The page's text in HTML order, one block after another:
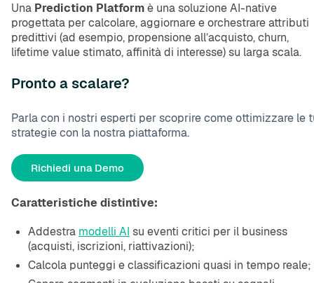
Una Prediction Platformè una soluzione AI-native
progettata per calcolare, aggiornare e orchestrare attributi
predittivi (ad esempio, propensione all’acquisto, churn,
lifetime value stimato, affinità di interesse) su larga scala.
Pronto a scalare?
Parla con i nostri esperti per scoprire come ottimizzare le
strategie con la nostra piattaforma.
Richiedi una Demo
Caratteristiche distintive:
Addestra modelli AI su eventi critici per il business
(acquisti, iscrizioni, riattivazioni);
Calcola punteggi e classificazioni quasi in tempo reale;